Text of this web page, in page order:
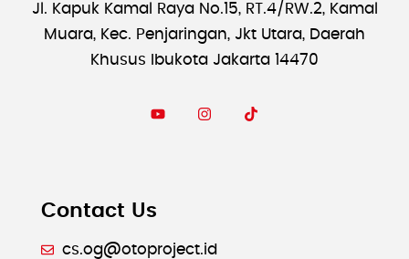
Jl. Kapuk Kamal Raya No.15, RT.4/RW.2, Kamal
Muara, Kec. Penjaringan, Jkt Utara, Daerah
Khusus Ibukota Jakarta 14470
Contact Us
cs.og@otoproject.id